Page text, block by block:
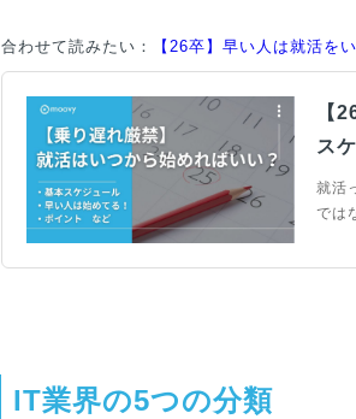
合わせて読みたい： 【26卒】早い人は就活を
【
ス
就活
では
スケ
IT業界の5つの分類